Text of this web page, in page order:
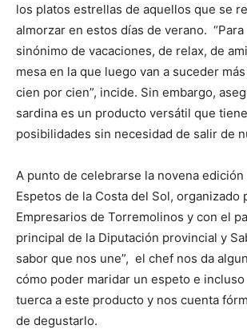
los platos estrellas de aquellos que se
almorzar en estos días de verano.
sinónimo de vacaciones, de relax, de
mesa en la que luego van a suceder
cien por cien”, incide. Sin embargo,
sardina es un producto versátil que
posibilidades sin necesidad de salir de
A punto de celebrarse la novena
Espetos de la Costa del Sol, organizado
Empresarios de Torremolinos y con el
principal de la Diputación provincial y
sabor que nos une”, el chef nos da
cómo poder maridar un espeto e
tuerca a este producto y nos cuenta
de degustarlo.